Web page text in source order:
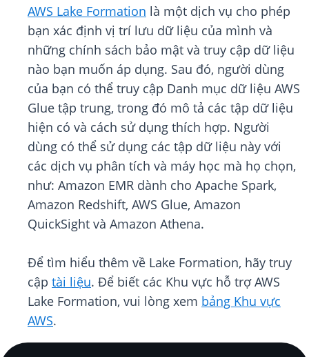
AWS Lake Formation là một dịch vụ cho phép
bạn xác định vị trí lưu dữ liệu của mình và
những chính sách bảo mật và truy cập dữ liệu
nào bạn muốn áp dụng. Sau đó, người dùng
của bạn có thể truy cập Danh mục dữ liệu AWS
Glue tập trung, trong đó mô tả các tập dữ liệu
hiện có và cách sử dụng thích hợp. Người
dùng có thể sử dụng các tập dữ liệu này với
các dịch vụ phân tích và máy học mà họ chọn,
như: Amazon EMR dành cho Apache Spark,
Amazon Redshift, AWS Glue, Amazon
QuickSight và Amazon Athena.
Để tìm hiểu thêm về Lake Formation, hãy truy
cập tài liệu. Để biết các Khu vực hỗ trợ AWS
Lake Formation, vui lòng xem bảng Khu vực
AWS.